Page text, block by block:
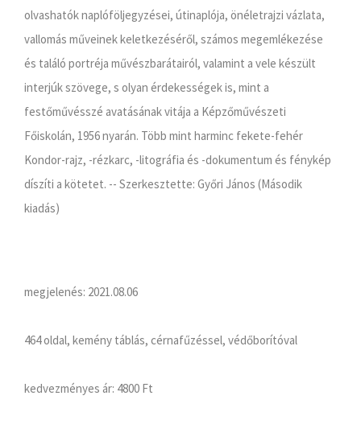
olvashatók naplóföljegyzései, útinaplója, önéletrajzi vázlata,
vallomás műveinek keletkezéséről, számos megemlékezése
és találó portréja művészbarátairól, valamint a vele készült
interjúk szövege, s olyan érdekességek is, mint a
festőművésszé avatásának vitája a Képzőművészeti
Főiskolán, 1956 nyarán. Több mint harminc fekete-fehér
Kondor-rajz, -rézkarc, -litográfia és -dokumentum és fénykép
díszíti a kötetet. -- Szerkesztette: Győri János (Második
kiadás)
megjelenés: 2021.08.06
464 oldal, kemény táblás, cérnafűzéssel, védőborítóval
kedvezményes ár: 4800 Ft